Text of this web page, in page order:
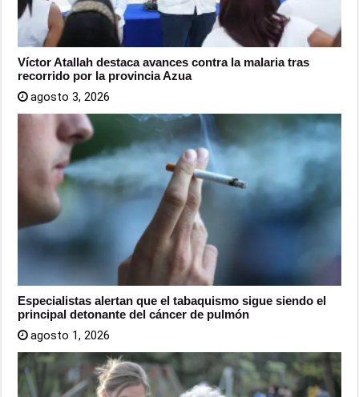
Víctor Atallah destaca avances contra la malaria tras
recorrido por la provincia Azua
agosto 3, 2026
Especialistas alertan que el tabaquismo sigue siendo el
principal detonante del cáncer de pulmón
agosto 1, 2026